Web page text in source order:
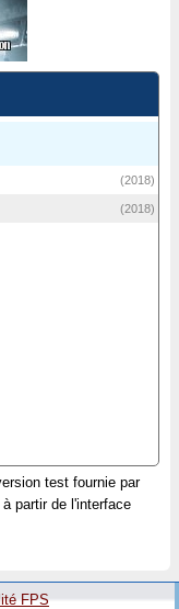
(2018)
(2018)
test fournie par
partir de l'interface